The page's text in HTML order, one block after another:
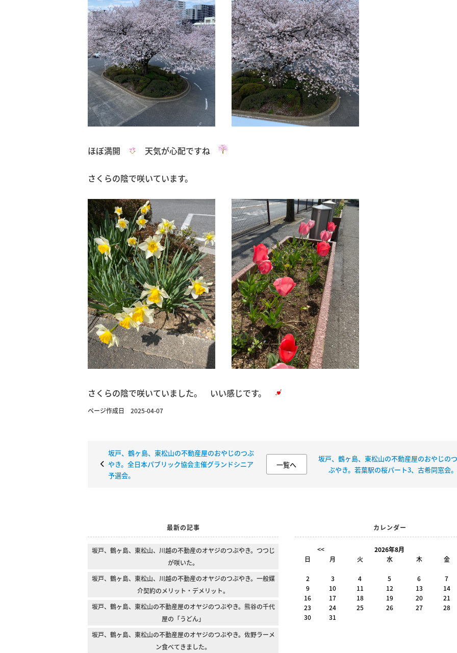
ほぼ満開 天気が心配ですね
さくらの陰で咲いています。
さくらの陰で咲いていました。 いい感じです。
ページ作成日 2025-04-07
坂戸、鶴ヶ島、東松山の不動産屋のおやじのつぶ
やき。全日本パブリック協会主催グランドシニア
予選会。
一覧へ
坂戸、鶴ヶ島、東松山の不動産屋のおやじのつ
ぶやき。若葉駅の桜パート3、古希同窓会。
最新の記事
坂戸、鶴ヶ島、東松山、川越の不動産のオヤジのつぶやき。つつじ
が咲いた。
坂戸、鶴ヶ島、東松山、川越の不動産のオヤジのつぶやき。一般媒
介契約のメリット・デメリット。
坂戸、鶴ヶ島、東松山の不動産屋のオヤジのつぶやき。熊谷の千代
屋の「うどん」
坂戸、鶴ヶ島、東松山の不動産屋のオヤジのつぶやき。佐野ラーメ
ン食べてきました。
カレンダー
<<
2026年8月
日
月 火 水 木 金
2 3 4 5 6
7
9
10 11 12 13
14
16
17 18 19 20
21
23
24 25 26 27
28
30
31